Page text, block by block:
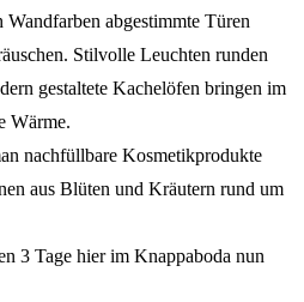
abgestimmte Türen
Stilvolle Leuchten runden
gestaltete Kachelöfen bringen im
Wärme.
nachfüllbare Kosmetikprodukte
aus Blüten und Kräutern rund um
3 Tage hier im Knappaboda nun